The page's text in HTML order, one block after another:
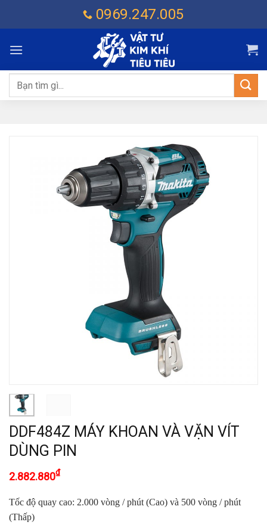
dung
0969.247.005
Tìm
kiếm:
DDF484Z MÁY KHOAN VÀ VẶN VÍT
DÙNG PIN
2.882.880₫
Tốc độ quay cao: 2.000 vòng / phút (Cao) và 500 vòng / phút
(Thấp)